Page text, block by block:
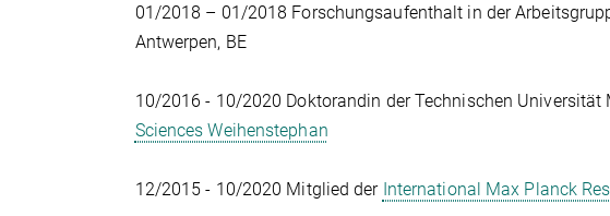
01/2018 – 01/2018 Forschungsaufenthalt in der
Antwerpen, BE
10/2016 - 10/2020 Doktorandin der Technischen
Sciences Weihenstephan
12/2015 - 10/2020 Mitglied der International Max Planck